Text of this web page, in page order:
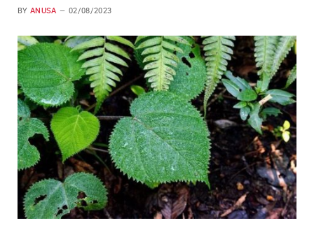
BY ANUSA 02/08/2023